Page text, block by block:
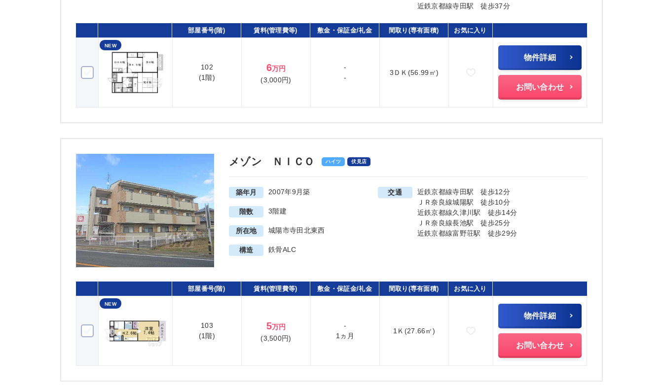
近鉄京都線寺田駅 徒歩37分
部屋番号(階) 賃料(管理費等) 敷金・保証金/礼金 間取り(専有面積) お気に入り
102(1階)
NEW
102
(1階)
6万円
(3,000円)
-
-
3ＤＫ(56.99㎡) お気に入りに追加
物件詳細
お問い合わせ
ハイツ 伏見店
メゾン ＮＩＣＯ
築年月 2007年9月築
階数 3階建
所在地 城陽市寺田北東西
構造 鉄骨ALC
交通
近鉄京都線寺田駅 徒歩12分
ＪＲ奈良線城陽駅 徒歩10分
近鉄京都線久津川駅 徒歩14分
ＪＲ奈良線長池駅 徒歩25分
近鉄京都線富野荘駅 徒歩29分
部屋番号(階) 賃料(管理費等) 敷金・保証金/礼金 間取り(専有面積) お気に入り
103(1階)
NEW
103
(1階)
5万円
(3,500円)
-
1ヵ月
1Ｋ(27.66㎡) お気に入りに追加
物件詳細
お問い合わせ